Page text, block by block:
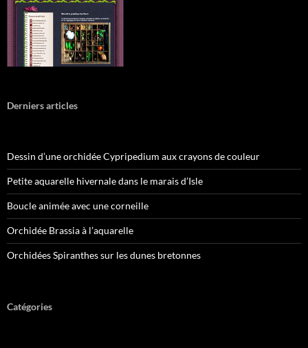
Derniers articles
Dessin d’une orchidée Cypripedium aux crayons de couleur
Petite aquarelle hivernale dans le marais d’Isle
Boucle animée avec une corneille
Orchidée Brassia à l’aquarelle
Orchidées Spiranthes sur les dunes bretonnes
Catégories